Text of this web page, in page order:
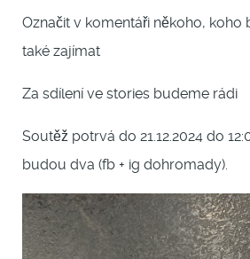
Označit v komentáři někoho, koho
také zajímat
Za sdílení ve stories budeme rádi
Soutěž potrvá do 21.12.2024 do
budou dva (fb + ig dohromady).